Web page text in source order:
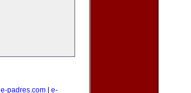
e-padres.com
e-